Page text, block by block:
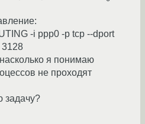
-i ppp0 -p tcp --dport
3128
я понимаю
не проходят
задачу?